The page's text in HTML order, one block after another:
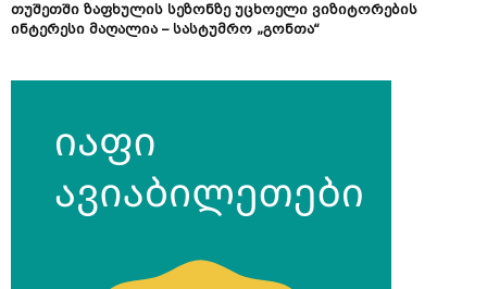
თუშეთში ზაფხულის სეზონზე უცხოელი ვიზიტორების
ინტერესი მაღალია – სასტუმრო „გონთა“